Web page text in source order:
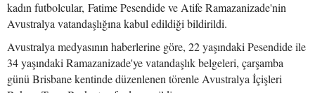
kadın futbolcular, Fatime Pesendide ve Atife Ramazanizade'nin
Avustralya vatandaşlığına kabul edildiği bildirildi.
Avustralya medyasının haberlerine göre, 22 yaşındaki Pesendide ile
34 yaşındaki Ramazanizade'ye vatandaşlık belgeleri, çarşamba
günü Brisbane kentinde düzenlenen törenle Avustralya İçişleri